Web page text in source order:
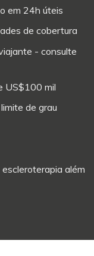
em 24h úteis
de cobertura
- consulte
US$100 mil
de grau
além